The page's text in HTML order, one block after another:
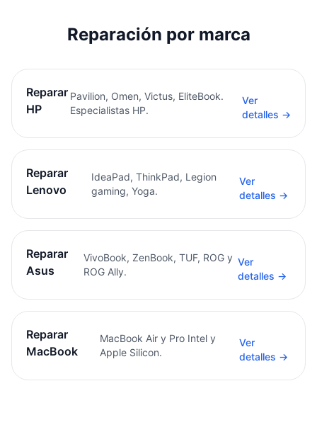
Reparación por marca
Reparar
HP
Pavilion, Omen, Victus, EliteBook.
Especialistas HP.
Ver
detalles →
Reparar
Lenovo
IdeaPad, ThinkPad, Legion
gaming, Yoga.
Ver
detalles →
Reparar
Asus
VivoBook, ZenBook, TUF, ROG y
ROG Ally.
Ver
detalles →
Reparar
MacBook
MacBook Air y Pro Intel y
Apple Silicon.
Ver
detalles →